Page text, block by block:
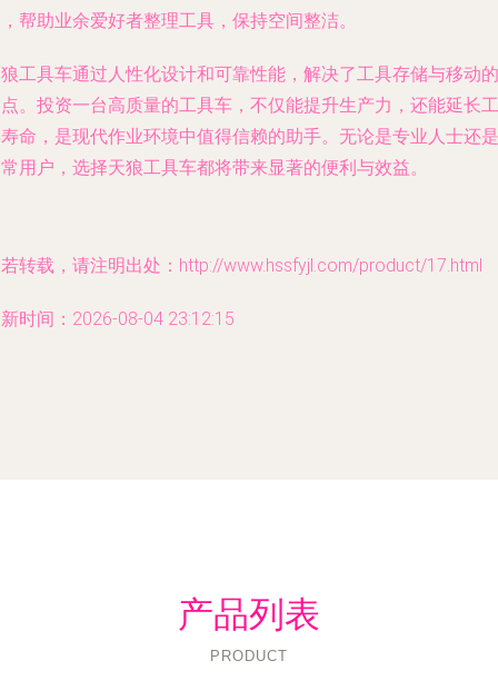
帮助业余爱好者整理工具，保持空间整洁。
工具车通过人性化设计和可靠性能，解决了工具存储与移动的
。投资一台高质量的工具车，不仅能提升生产力，还能延长工
命，是现代作业环境中值得信赖的助手。无论是专业人士还是
用户，选择天狼工具车都将带来显著的便利与效益。
转载，请注明出处：http://www.hssfyjl.com/product/17.html
时间：2026-08-04 23:12:15
产品列表
PRODUCT